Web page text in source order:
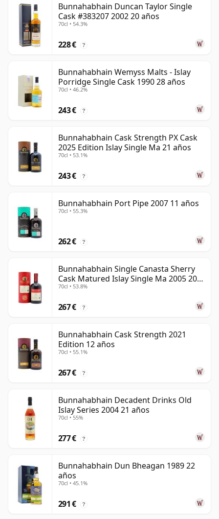
Bunnahabhain Duncan Taylor Single
Cask #383207 2002 20 años
70cl • 54.3%
228 € ?
Bunnahabhain Wemyss Malts - Islay
Porridge Single Cask 1990 28 años
70cl • 46.2%
243 € ?
Bunnahabhain Cask Strength PX Cask
2025 Edition Islay Single Ma 21 años
70cl • 53.1%
243 € ?
Bunnahabhain Port Pipe 2007 11 años
70cl • 55.3%
262 € ?
Bunnahabhain Single Canasta Sherry
Cask Matured Islay Single Ma 2005 20
años
70cl • 53.8%
267 € ?
Bunnahabhain Cask Strength 2021
Edition 12 años
70cl • 55.1%
267 € ?
Bunnahabhain Decadent Drinks Old
Islay Series 2004 21 años
70cl • 55%
277 € ?
Bunnahabhain Dun Bheagan 1989 22
años
70cl • 45.1%
291 € ?